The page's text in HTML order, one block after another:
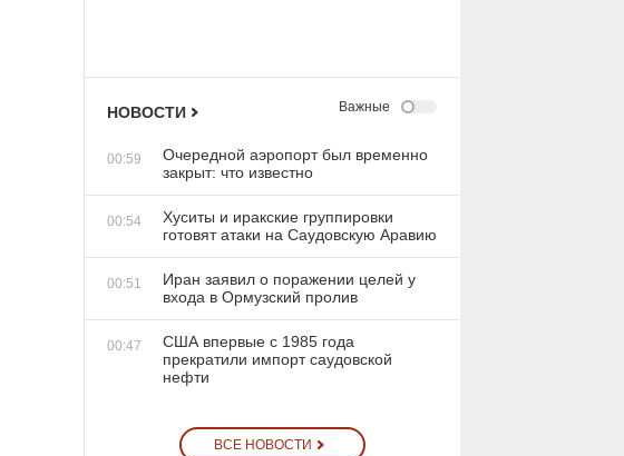
НОВОСТИ Важные
00:59
Очередной аэропорт был временно
закрыт: что известно
00:54
Хуситы и иракские группировки
готовят атаки на Саудовскую Аравию
00:51
Иран заявил о поражении целей у
входа в Ормузский пролив
00:47
США впервые с 1985 года
прекратили импорт саудовской
нефти
ВСЕ НОВОСТИ